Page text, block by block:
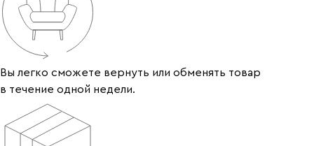
Вы легко сможете вернуть или обменять товар
в течение одной недели.